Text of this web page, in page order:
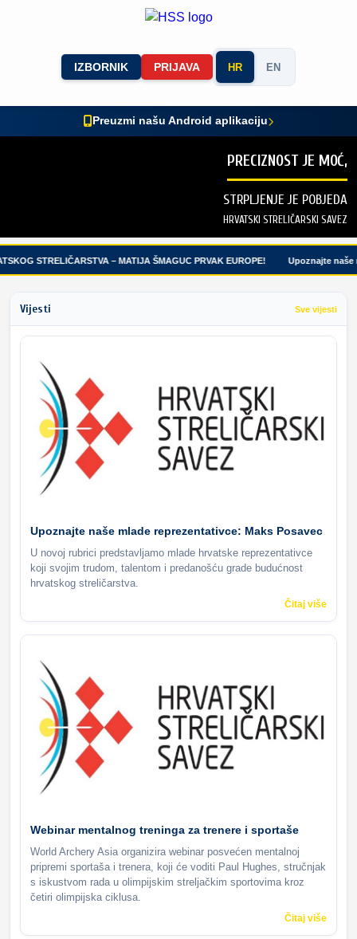
IZBORNIK PRIJAVA HR EN
Preuzmi našu Android aplikaciju
PRECIZNOST JE MOĆ,
STRPLJENJE JE POBJEDA
HRVATSKI STRELIČARSKI SAVEZ
STRELIČARSTVA – MATIJA ŠMAGUC PRVAK EUROPE! Upoznajte naše
Vijesti Sve vijesti
Upoznajte naše mlade reprezentativce: Maks Posavec
U novoj rubrici predstavljamo mlade hrvatske reprezentativce
koji svojim trudom, talentom i predanošću grade budućnost
hrvatskog streličarstva.
Čitaj više
Webinar mentalnog treninga za trenere i sportaše
World Archery Asia organizira webinar posvećen mentalnoj
pripremi sportaša i trenera, koji će voditi Paul Hughes, stručnjak
s iskustvom rada u olimpijskim streljačkim sportovima kroz
četiri olimpijska ciklusa.
Čitaj više